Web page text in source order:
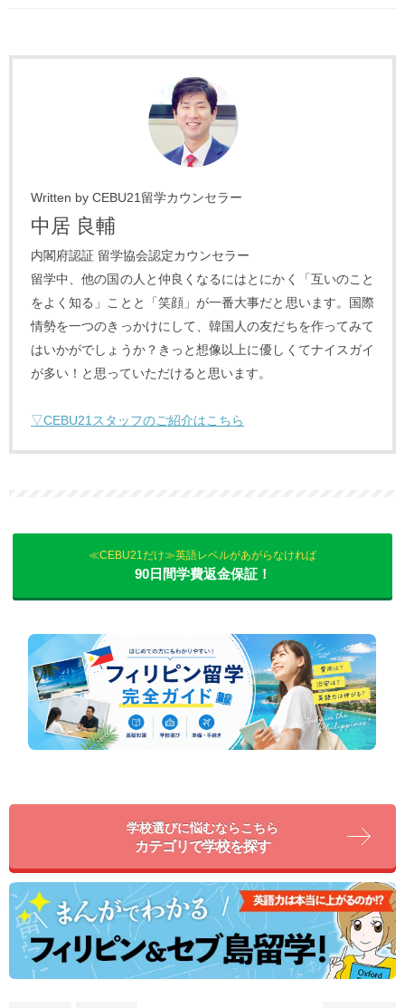
Written by CEBU21留学カウンセラー
中居 良輔
内閣府認証 留学協会認定カウンセラー
留学中、他の国の人と仲良くなるにはとにかく「互いのこと
をよく知る」ことと「笑顔」が一番大事だと思います。国際
情勢を一つのきっかけにして、韓国人の友だちを作ってみて
はいかがでしょうか？きっと想像以上に優しくてナイスガイ
が多い！と思っていただけると思います。
▽CEBU21スタッフのご紹介はこちら
≪CEBU21だけ≫英語レベルがあがらなければ
90日間学費返金保証！
学校選びに悩むならこちら
カテゴリで学校を探す